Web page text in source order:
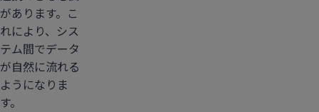
があります。こ
れにより、シス
テム間でデータ
が自然に流れる
ようになりま
す。